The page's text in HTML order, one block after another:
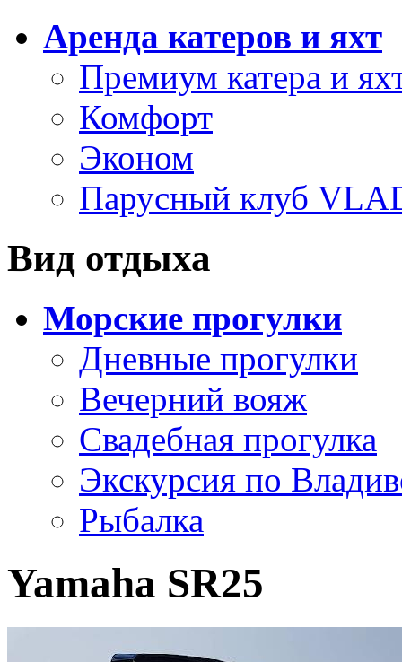
Аренда катеров и яхт
Премиум катера и
Комфорт
Эконом
Парусный клуб
Вид отдыха
Морские прогулки
Дневные прогулки
Вечерний вояж
Свадебная прогулка
Экскурсия по
Рыбалка
Yamaha SR25